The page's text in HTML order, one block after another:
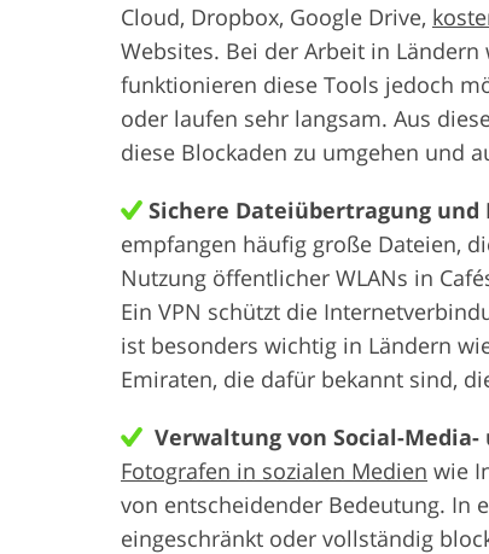
Cloud, Dropbox, Google Drive,
Websites. Bei der Arbeit in
funktionieren diese Tools jedoch
oder laufen sehr langsam. Aus
diese Blockaden zu umgehen und
Sichere Dateiübertragung
empfangen häufig große Dateien,
Nutzung öffentlicher WLANs in
Ein VPN schützt die
ist besonders wichtig in Ländern
Emiraten, die dafür bekannt sind,
Verwaltung von Social-
Fotografen in sozialen Medien wie
von entscheidender Bedeutung. In
eingeschränkt oder vollständig